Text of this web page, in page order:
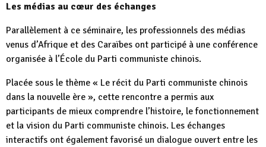
Les médias au cœur des échanges
Parallèlement à ce séminaire, les professionnels des médias
venus d’Afrique et des Caraïbes ont participé à une conférence
organisée à l’École du Parti communiste chinois.
Placée sous le thème « Le récit du Parti communiste chinois
dans la nouvelle ère », cette rencontre a permis aux
participants de mieux comprendre l’histoire, le fonctionnement
et la vision du Parti communiste chinois. Les échanges
interactifs ont également favorisé un dialogue ouvert entre les